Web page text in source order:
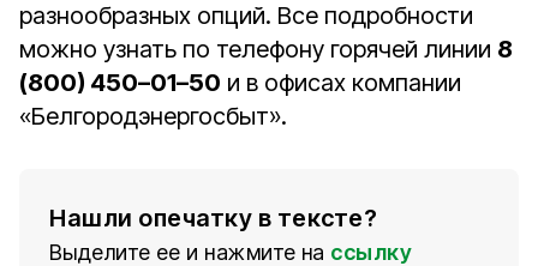
разнообразных опций. Все подробности
можно узнать по телефону горячей линии 8
(800) 450–01–50 и в офисах компании
«Белгородэнергосбыт».
Нашли опечатку в тексте?
Выделите ее и нажмите на ссылку